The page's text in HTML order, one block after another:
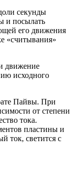
секунды
и посылать
его движения
«считывания»
движение
исходного
Пайвы. При
от степени
тока.
пластины и
ток, светится с